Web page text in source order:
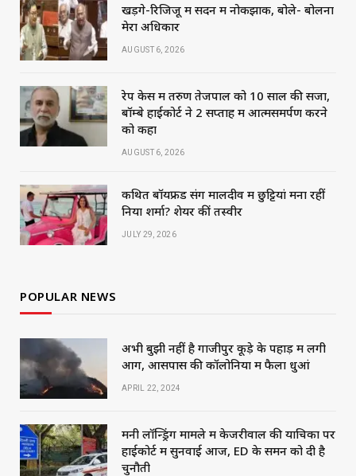
खड़गे-रिजिजू में सदन में नोकझोंक, बोले- बोलना
मेरा अधिकार
AUGUST 6, 2026
रेप केस में तरुण तेजपाल को 10 साल की सजा,
बॉम्बे हाईकोर्ट ने 2 सप्ताह में आत्मसमर्पण करने
को कहा
AUGUST 6, 2026
कथित बॉयफ्रेंड संग मालदीव में छुट्टियां मना रहीं
निया शर्मा? शेयर कीं तस्वीरें
JULY 29, 2026
POPULAR NEWS
अभी बुझी नहीं है गाजीपुर कूड़े के पहाड़ में लगी
आग, आसपास की कॉलोनियों में फैला धुआं
APRIL 22, 2024
मनी लॉन्ड्रिंग मामले में केजरीवाल की याचिका पर
हाईकोर्ट में सुनवाई आज, ED के समन को दी है
चुनौती